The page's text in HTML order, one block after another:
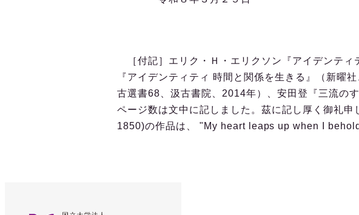
京都教育大
［付記］エリク・Ｈ・エリクソン『アイデンティ
『アイデンティティ 時間と関係を生きる』（新
古選書68、汲古書院、2014年）、安田登『三流の
ページ数は文中に記しました。茲に記し厚く御礼
1850)の作品は、 "My heart leaps up when I